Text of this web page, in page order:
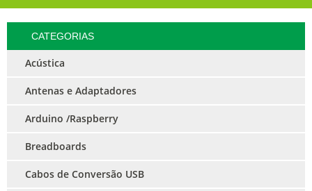
CATEGORIAS
Acústica
Antenas e Adaptadores
Arduino /Raspberry
Breadboards
Cabos de Conversão USB